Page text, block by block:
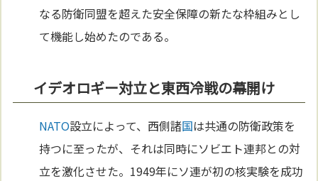
なる防衛同盟を超えた安全保障の新たな枠組みとし
て機能し始めたのである。
イデオロギー対立と東西冷戦の幕開け
NATO設立によって、西側諸国は共通の防衛政策を
持つに至ったが、それは同時にソビエト連邦との対
立を激化させた。1949年にソ連が初の核実験を成功